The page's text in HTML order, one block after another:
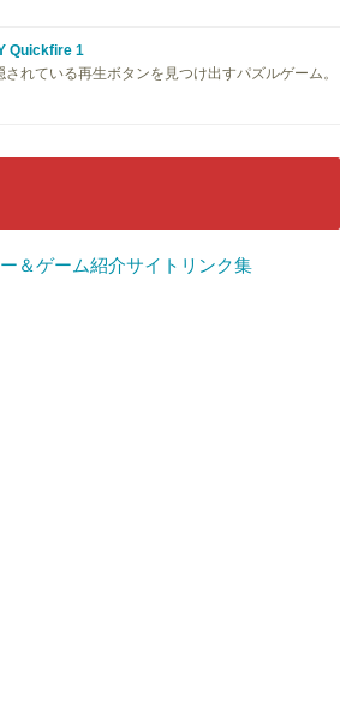
Quickfire 1
されている再生ボタンを見つけ出すパズルゲーム。
＆ゲーム紹介サイトリンク集